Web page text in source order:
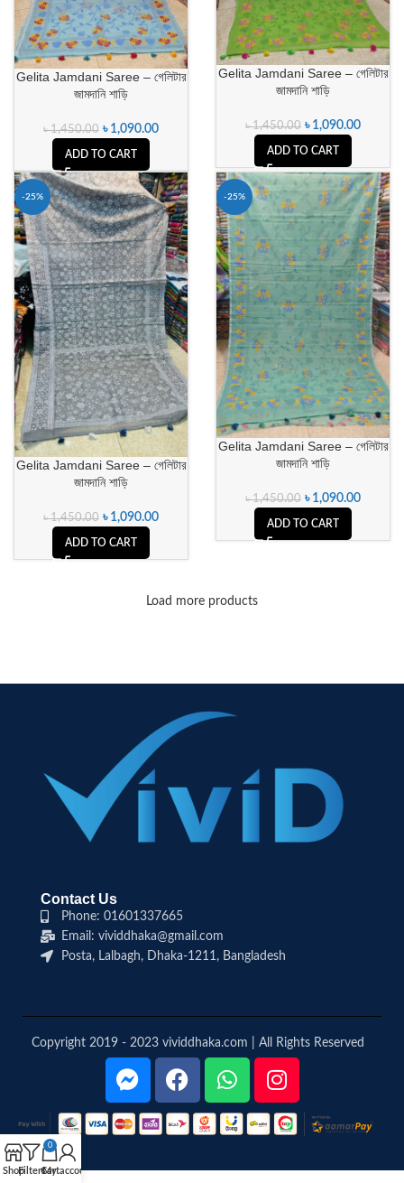
Gelita Jamdani Saree – গেলিটার
জামদানি শাড়ি
৳1,450.00 ৳ 1,090.00
ADD TO CART
Gelita Jamdani Saree – গেলিটার
জামদানি শাড়ি
৳1,450.00 ৳ 1,090.00
ADD TO CART
-25%
Gelita Jamdani Saree – গেলিটার
জামদানি শাড়ি
৳1,450.00 ৳ 1,090.00
ADD TO CART
-25%
Gelita Jamdani Saree – গেলিটার
জামদানি শাড়ি
৳1,450.00 ৳ 1,090.00
ADD TO CART
Load more products
Contact Us
Phone: 01601337665
Email: vividdhaka@gmail.com
Posta, Lalbagh, Dhaka-1211, Bangladesh
Copyright 2019 - 2023 vividdhaka.com | All Rights Reserved
ShopFilters
0
Cart
My account